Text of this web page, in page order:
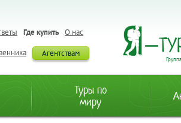
О нас
Где купить
Агентствам
Туры по
миру